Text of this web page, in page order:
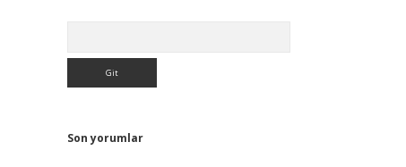
Son yorumlar